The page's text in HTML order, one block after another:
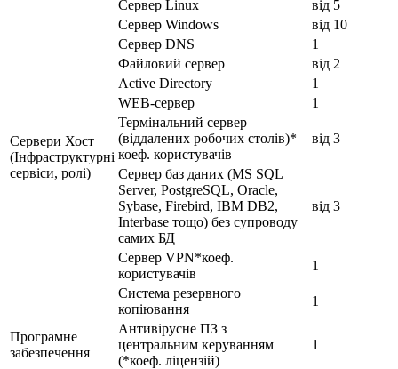
Сервери Хост
(Інфраструктурні
сервіси, ролі)
Сервер Linux
від 5
Сервер Windows
від 10
Сервер DNS
1
Файловий сервер
від 2
Active Directory
1
WEB-сервер
1
Термінальний сервер
(віддалених робочих столів)*
коеф. користувачів
від 3
Сервер баз даних (MS SQL
Server, PostgreSQL, Oracle,
Sybase, Firebird, IBM DB2,
Interbase тощо) без супроводу
самих БД
від 3
Сервер VPN*коеф.
користувачів
1
Система резервного
копіювання
1
Програмне
забезпечення
Антивірусне ПЗ з
центральним керуванням
(*коеф. ліцензій)
1